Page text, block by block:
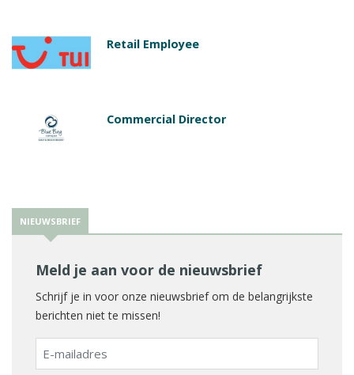
Retail Employee
Commercial Director
NIEUWSBRIEF
Meld je aan voor de nieuwsbrief
Schrijf je in voor onze nieuwsbrief om de belangrijkste
berichten niet te missen!
E-
mailadres